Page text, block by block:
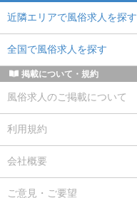
近隣エリアで風俗求人を探す
全国で風俗求人を探す
掲載について・規約
風俗求人のご掲載について
利用規約
会社概要
ご意見・ご要望